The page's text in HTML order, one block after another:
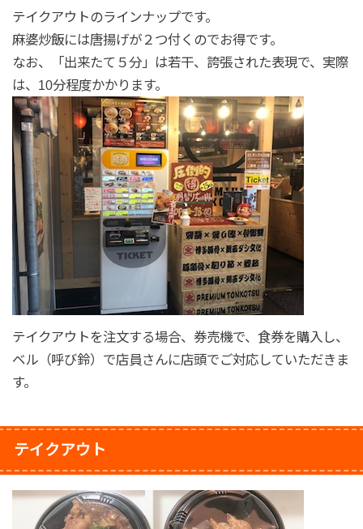
テイクアウトのラインナップです。
麻婆炒飯には唐揚げが２つ付くのでお得です。
なお、「出来たて５分」は若干、誇張された表現で、実際
は、10分程度かかります。
テイクアウトを注文する場合、券売機で、食券を購入し、
ベル（呼び鈴）で店員さんに店頭でご対応していただきま
す。
テイクアウト